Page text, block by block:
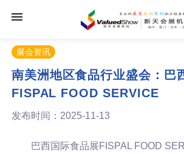
展会资讯
南美洲地区食品行业盛会：巴
FISPAL FOOD SERVICE
发布时间：2025-11-13
巴西国际食品展FISPAL FOOD